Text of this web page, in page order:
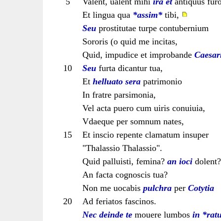
Et lingua qua *assim* tibi,
Seu prostitutae turpe contubernium
Sororis (o quid me incitas,
Quid, impudice et improbande
10
Seu furta dicantur tua,
Et helluato sera patrimonio
In fratre parsimonia,
Vel acta puero cum uiris conuiuia,
Vdaeque per somnum nates,
15
Et inscio repente clamatum insuper
"Thalassio Thalassio".
Quid palluisti, femina? an ioci dolent?
An facta cognoscis tua?
Non me uocabis pulchra per Cotytia
20
Ad feriatos fascinos.
Nec deinde te mouere lumbos in